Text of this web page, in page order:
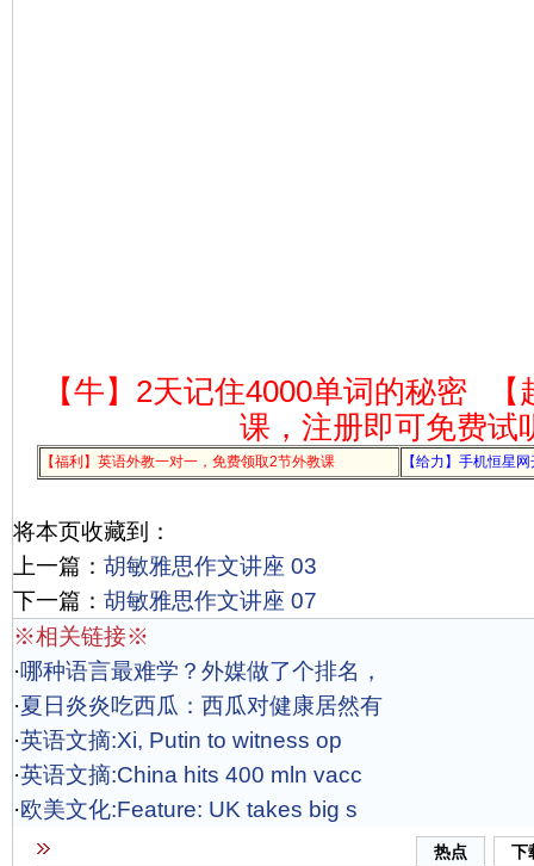
【牛】2天记住4000单词的秘密
课，注册即可免费试
【福利】英语外教一对一，免费领取2节外教课 【给力】手机恒星
将本页收藏到：
上一篇： 胡敏雅思作文讲座 03
下一篇： 胡敏雅思作文讲座 07
※相关链接※
·哪种语言最难学？外媒做了个排名，
·夏日炎炎吃西瓜：西瓜对健康居然有
·英语文摘:Xi, Putin to witness op
·英语文摘:China hits 400 mln vacc
·欧美文化:Feature: UK takes big s
热点 下